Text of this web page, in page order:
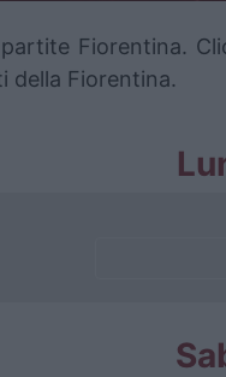
Fiorentina.
della Fiorentina.